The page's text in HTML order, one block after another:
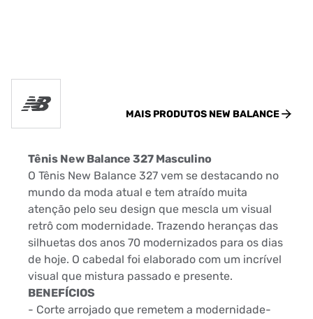
MAIS PRODUTOS NEW BALANCE
Tênis New Balance 327 Masculino
O Tênis New Balance 327 vem se destacando no
mundo da moda atual e tem atraído muita
atenção pelo seu design que mescla um visual
retrô com modernidade. Trazendo heranças das
silhuetas dos anos 70 modernizados para os dias
de hoje. O cabedal foi elaborado com um incrível
visual que mistura passado e presente.
BENEFÍCIOS
- Corte arrojado que remetem a modernidade-